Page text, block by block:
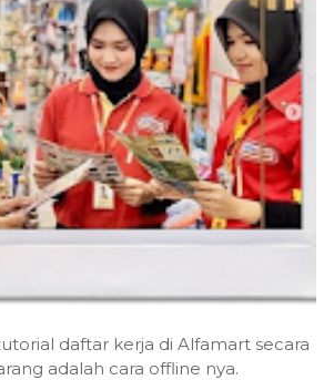
daftar kerja di Alfamart secara
adalah cara offline nya.